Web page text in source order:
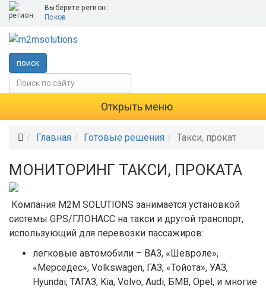
Выберите регион:
Псков
поиск
Открыть меню
Главная Готовые решения Такси, прокат
МОНИТОРИНГ ТАКСИ, ПРОКАТА
Компания M2M SOLUTIONS занимается установкой
системы GPS/ГЛОНАСС на такси и другой транспорт,
использующий для перевозки пассажиров:
легковые автомобили – ВАЗ, «Шевроле»,
«Мерседес», Volkswagen, ГАЗ, «Тойота», УАЗ,
Hyundai, ТАГАЗ, Kia, Volvo, Audi, БМВ, Opel, и многие